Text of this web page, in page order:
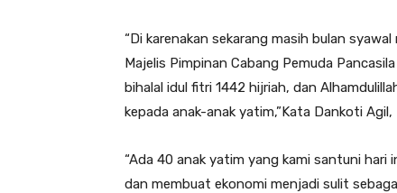
“Di karenakan sekarang masih bulan
Majelis Pimpinan Cabang Pemuda
bihalal idul fitri 1442 hijriah, dan
kepada anak-anak yatim,”Kata Dankoti
“Ada 40 anak yatim yang kami santuni hari
dan membuat ekonomi menjadi sulit